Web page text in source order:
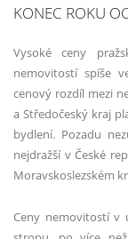
KONEC ROKU
Vysoké ceny
nemovitostí spíše
cenový rozdíl mezi
a Středočeský kraj
bydlení. Pozadu
nejdražší v České
Moravskoslezském
Ceny nemovitostí v